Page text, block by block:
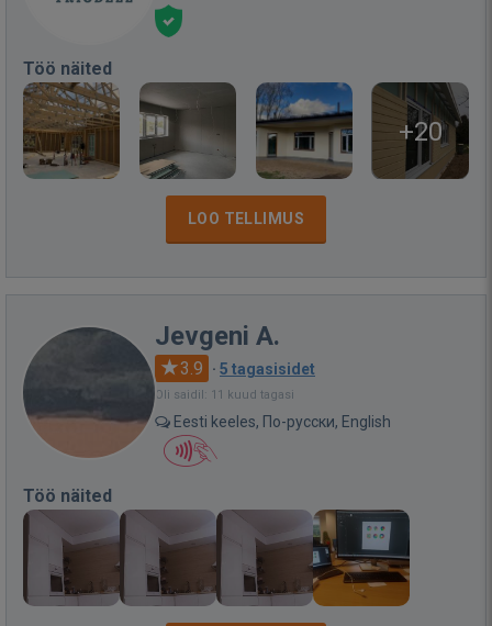
Töö näited
+20
LOO TELLIMUS
Jevgeni A.
3.9 · 5 tagasisidet
Oli saidil: 11 kuud tagasi
Eesti keeles, По-русски, English
Töö näited